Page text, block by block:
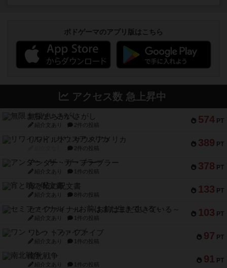
ボドゲーマのアプリ版はこちら
アクセス数 急上昇中
574 PT
無限まちがいさがし
紹介文あり 2件の投稿
389 PT
リワイルド：サウスアメリカ
2件の投稿
378 PT
アンダー・ザ・テーブラー
紹介文あり 1件の投稿
133 PT
宵と暁の呪文書
紹介文あり 8件の投稿
103 PT
セミファイナル ～お前はまだ生きている～
紹介文あり 1件の投稿
97 PT
ワン・トゥ・ファイブ
紹介文あり 1件の投稿
91 PT
南北戦争
紹介文あり 1件の投稿